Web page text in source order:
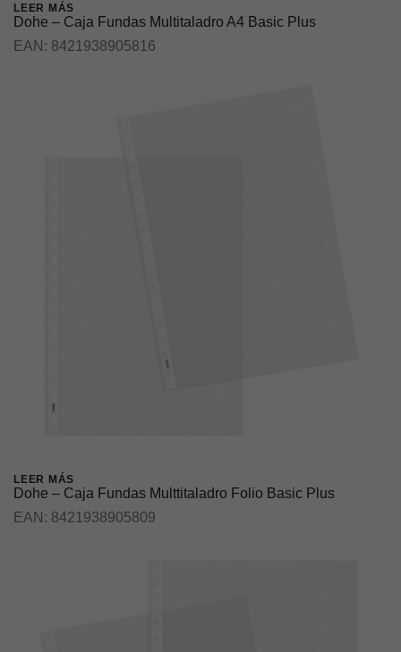
LEER MÁS
Dohe – Caja Fundas Multitaladro A4 Basic Plus
EAN: 8421938905816
LEER MÁS
Dohe – Caja Fundas Multtitaladro Folio Basic Plus
EAN: 8421938905809